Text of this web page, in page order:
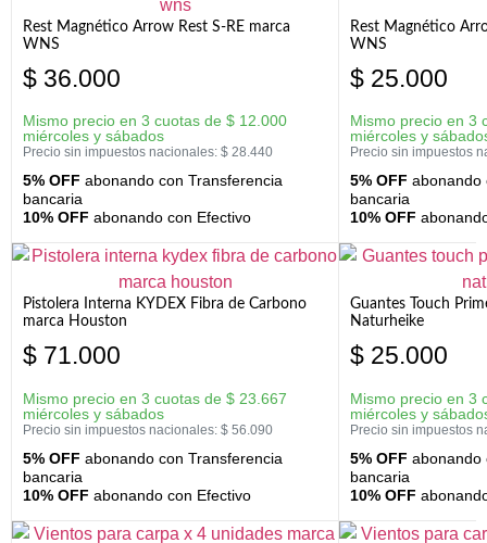
Rest Magnético Arrow Rest S-RE marca
WNS
$ 36.000
Mismo precio en 3 cuotas de $ 12.000
miércoles y sábados
Precio sin impuestos nacionales: $ 28.440
5% OFF abonando con Transferencia
bancaria
10% OFF abonando con Efectivo
Rest Magnético
WNS
$ 25.000
Mismo precio en 3
miércoles y
Precio sin impuestos
5% OFF abonando
bancaria
10% OFF
Pistolera Interna KYDEX Fibra de Carbono
marca Houston
$ 71.000
Mismo precio en 3 cuotas de $ 23.667
miércoles y sábados
Precio sin impuestos nacionales: $ 56.090
5% OFF abonando con Transferencia
bancaria
10% OFF abonando con Efectivo
Guantes Touch
Naturheike
$ 25.000
Mismo precio en 3
miércoles y
Precio sin impuestos
5% OFF abonando
bancaria
10% OFF